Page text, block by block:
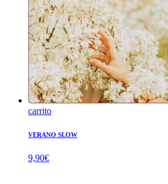
carrito
VERANO SLOW
9,90€